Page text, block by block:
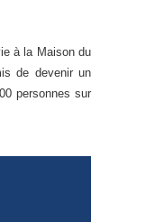
à la Maison du
de devenir un
personnes sur